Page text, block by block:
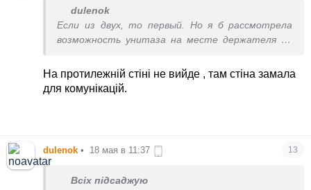
dulenok
Если из двух, то первый. Но я б рассмотрела
возможность унитаза на месте держателя до
На протилежній стіні не вийде , там стіна замала
для комунікацій.
dulenok • 18 мая в 11:37 13
Всіх підсаджую